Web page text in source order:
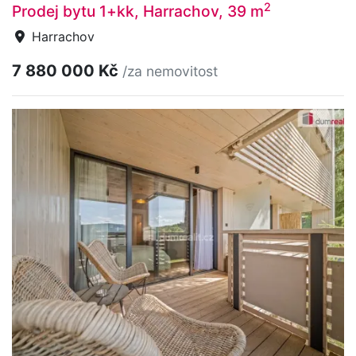
Prodej bytu 1+kk, Harrachov, 39 m2
Harrachov
7 880 000 Kč /za nemovitost